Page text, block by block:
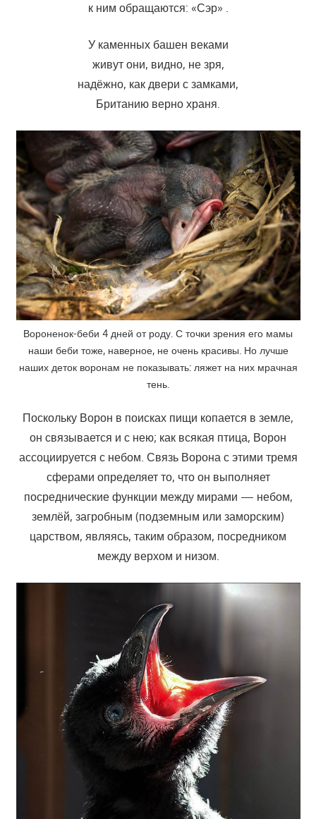
к ним обращаются: «Сэр» .
У каменных башен веками
живут они, видно, не зря,
надёжно, как двери с замками,
Британию верно храня.
Вороненок-беби 4 дней от роду. С точки зрения его мамы
наши беби тоже, наверное, не очень красивы. Но лучше
наших деток воронам не показывать: ляжет на них мрачная
тень.
Поскольку Ворон в поисках пищи копается в земле,
он связывается и с нею; как всякая птица, Ворон
ассоциируется с небом. Связь Ворона с этими тремя
сферами определяет то, что он выполняет
посреднические функции между мирами — небом,
землёй, загробным (подземным или заморским)
царством, являясь, таким образом, посредником
между верхом и низом.